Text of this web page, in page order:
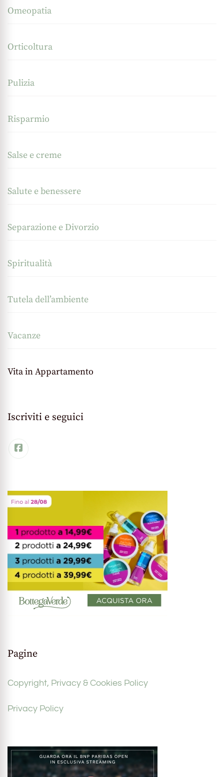
Omeopatia
Orticoltura
Pulizia
Risparmio
Salse e creme
Salute e benessere
Separazione e Divorzio
Spiritualità
Tutela dell’ambiente
Vacanze
Vita in Appartamento
Iscriviti e seguici
Pagine
Copyright, Privacy & Cookies Policy
Privacy Policy